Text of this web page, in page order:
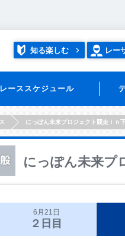
知る楽しむ レー
レーススケジュール
にっぽん未来プロジェクト競走ｉｎ
にっぽん未来プ
6月21日
２日目